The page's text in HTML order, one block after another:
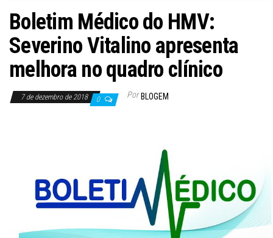
Boletim Médico do HMV:
Severino Vitalino apresenta
melhora no quadro clínico
7 de dezembro de 2018 0 Por BLOGEM